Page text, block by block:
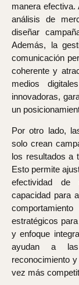
manera efectiva.
análisis de
diseñar
Además, la
comunicación
coherente y
medios
innovadoras,
un
Por otro lado,
solo crean
los resultados a
Esto permite
efectividad de
capacidad para
estratégicos
y enfoque
ayudan a las
reconocimiento
vez más